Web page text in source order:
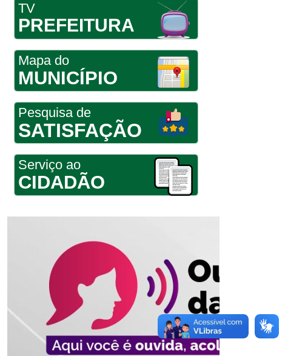
TV
PREFEITURA
Mapa do
MUNICÍPIO
Pesquisa de
SATISFAÇÃO
Serviço ao
CIDADÃO